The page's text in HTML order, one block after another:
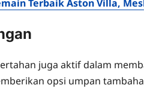
Terbaik Aston Villa,
juga aktif dalam
opsi umpan